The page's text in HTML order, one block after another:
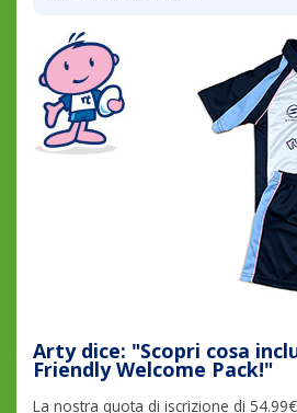
Arty dice: "Scopri cosa
Friendly Welcome Pack!"
La nostra quota di iscrizione di